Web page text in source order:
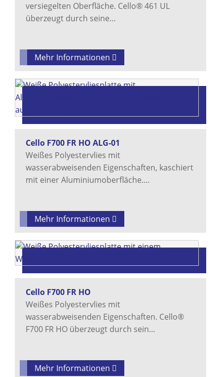
versiegelten Oberfläche. Cello® 461 UL
überzeugt durch seine…
Mehr Informationen
Cello F700 FR HO ALG-01
Weißes Polyestervlies mit
wasserabweisenden Eigenschaften, kaschiert
mit einer Aluminiumoberfläche.…
Mehr Informationen
Cello F700 FR HO
Weißes Polyestervlies mit
wasserabweisenden Eigenschaften. Cello®
F700 FR HO überzeugt durch sein…
Mehr Informationen